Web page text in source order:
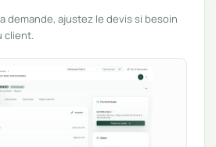
demande, ajustez le devis si besoin
client.